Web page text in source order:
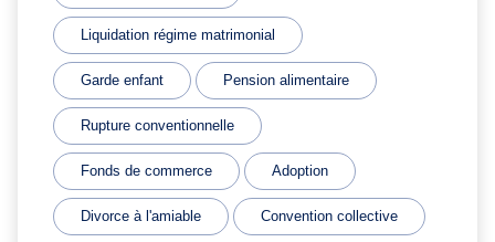
Liquidation régime matrimonial
Garde enfant Pension alimentaire
Rupture conventionnelle
Fonds de commerce Adoption
Divorce à l'amiable Convention collective